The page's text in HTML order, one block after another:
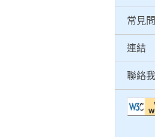
常見
連結
聯絡